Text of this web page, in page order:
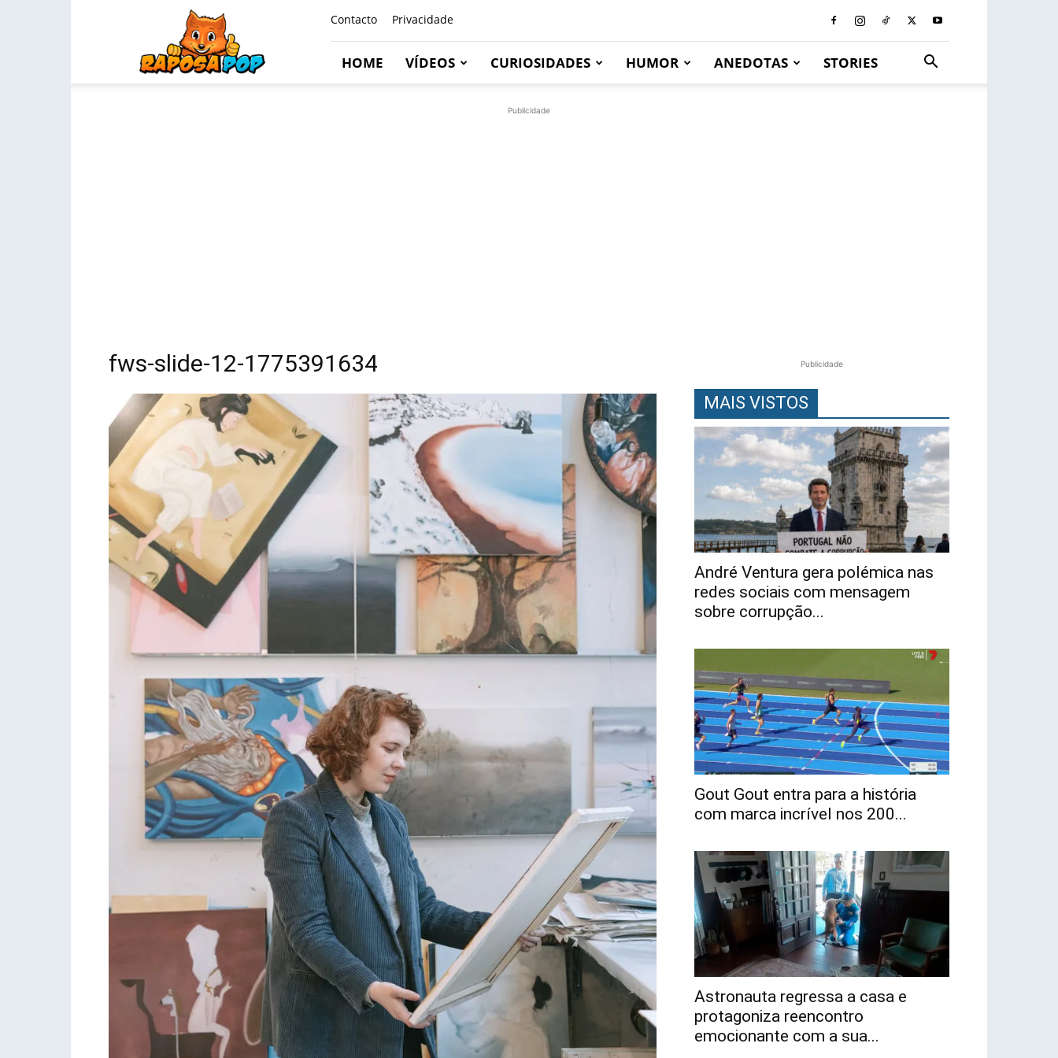
Contacto Privacidade
HOME VÍDEOS CURIOSIDADES HUMOR ANEDOTAS STORIES
Publicidade
fws-slide-12-1775391634 Publicidade
MAIS VISTOS
André Ventura gera polémica nas
redes sociais com mensagem
sobre corrupção...
Gout Gout entra para a história
com marca incrível nos 200...
Astronauta regressa a casa e
protagoniza reencontro
emocionante com a sua...